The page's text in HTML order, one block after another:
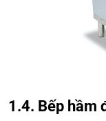
1.4. Bếp hầm